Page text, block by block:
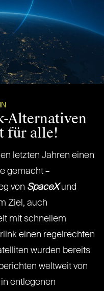
Alternativen
für alle!
letzten Jahren einen
gemacht –
von SpaceXund
Ziel, auch
mit schnellem
einen regelrechten
wurden bereits
weltweit von
entlegenen